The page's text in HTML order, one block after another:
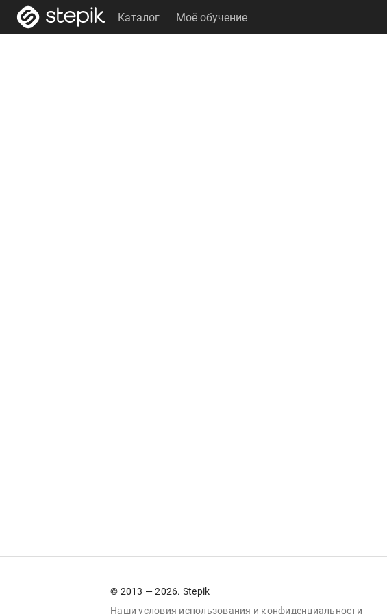
Каталог Моё обучение
© 2013 — 2026. Stepik
Наши условия использования и конфиденциальности